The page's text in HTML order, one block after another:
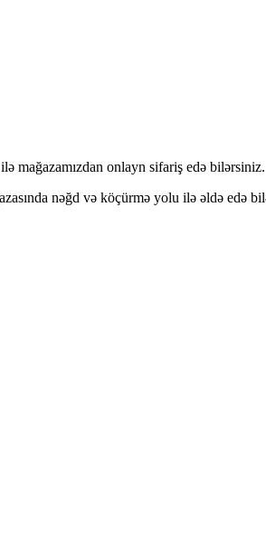
onlayn sifariş edə bilərsiniz.
nəğd və köçürmə yolu ilə əldə edə